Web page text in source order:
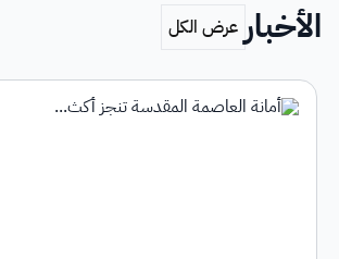
الأخبار